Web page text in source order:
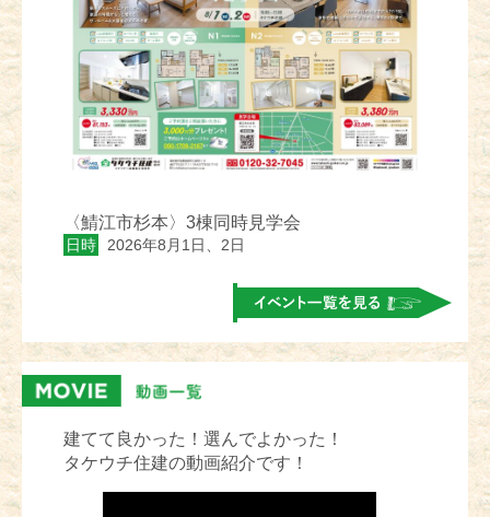
〈鯖江市杉本〉3棟同時見学会
日時 2026年8月1日、2日
建てて良かった！選んでよかった！
タケウチ住建の動画紹介です！